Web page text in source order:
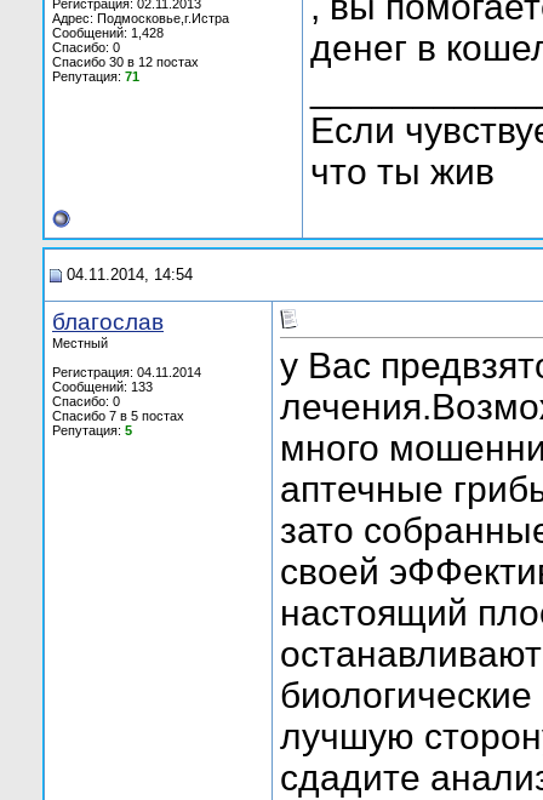
Регистрация: 02.11.2013
Адрес: Подмосковье,г.Истра
Сообщений: 1,428
Спасибо: 0
Спасибо 30 в 12 постах
Репутация: 71
денег в
Если
что ты жив
04.11.2014, 14:54
благослав
Местный
Регистрация: 04.11.2014
Сообщений: 133
Спасибо: 0
Спасибо 7 в 5 постах
Репутация: 5
у Вас
много
аптечные
зато
своей
настоящий
лучшую
сдадите